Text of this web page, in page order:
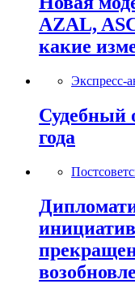
AZAL,
какие
Экспресс-
Судебный
года